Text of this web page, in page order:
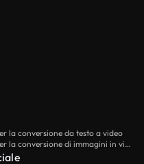
la conversione da testo a video
Flussi di lavoro di intelligenza artificiale per la conversione di immagini in video